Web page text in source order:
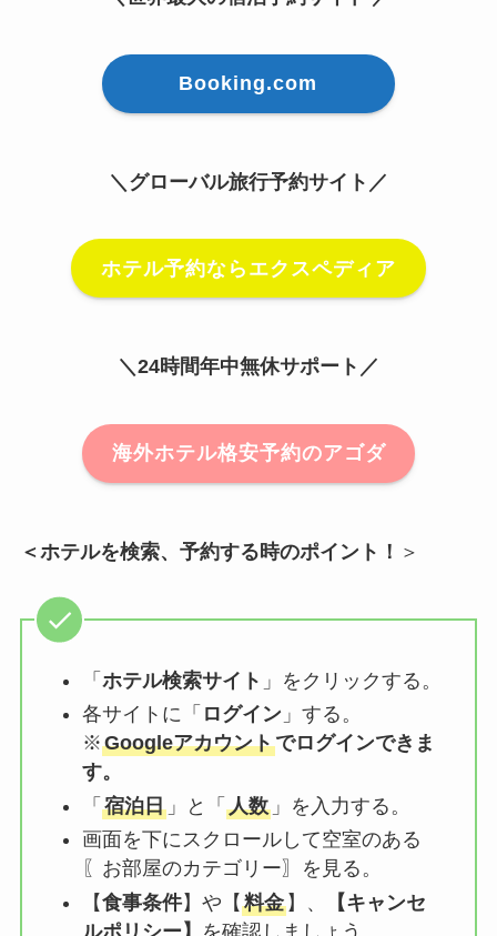
Booking.com
＼グローバル旅行予約サイト／
ホテル予約ならエクスペディア
＼24時間年中無休サポート／
海外ホテル格安予約のアゴダ
＜ホテルを検索、予約する時のポイント！ ＞
「 ホテル検索サイト 」をクリックする。
各サイトに「 ログイン」する。
※Googleアカウントでログインできま
す。
「 宿泊日」と「 人数」を入力する。
画面を下にスクロールして空室のある
〖お部屋のカテゴリー〗を見る。
【食事条件】や【 料金】、 【キャンセ
ルポリシー 】 を確認しましょう。